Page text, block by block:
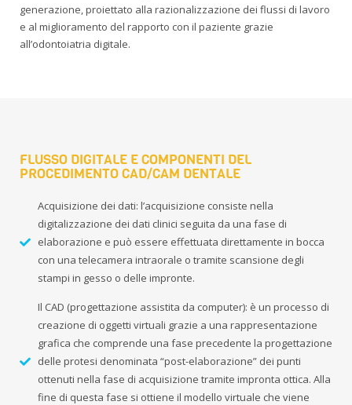
generazione, proiettato alla razionalizzazione dei flussi di lavoro
e al miglioramento del rapporto con il paziente grazie
all’odontoiatria digitale.
FLUSSO DIGITALE E COMPONENTI DEL
PROCEDIMENTO CAD/CAM DENTALE
Acquisizione dei dati: l’acquisizione consiste nella
digitalizzazione dei dati clinici seguita da una fase di
elaborazione e può essere effettuata direttamente in bocca
con una telecamera intraorale o tramite scansione degli
stampi in gesso o delle impronte.
Il CAD (progettazione assistita da computer): è un processo di
creazione di oggetti virtuali grazie a una rappresentazione
grafica che comprende una fase precedente la progettazione
delle protesi denominata “post-elaborazione” dei punti
ottenuti nella fase di acquisizione tramite impronta ottica. Alla
fine di questa fase si ottiene il modello virtuale che viene